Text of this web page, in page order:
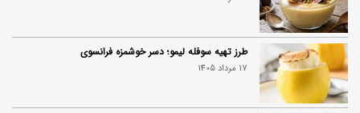
طرز تهیه سوفله لیمو؛ دسر خوشمزه فرانسوی
17 مرداد 1405